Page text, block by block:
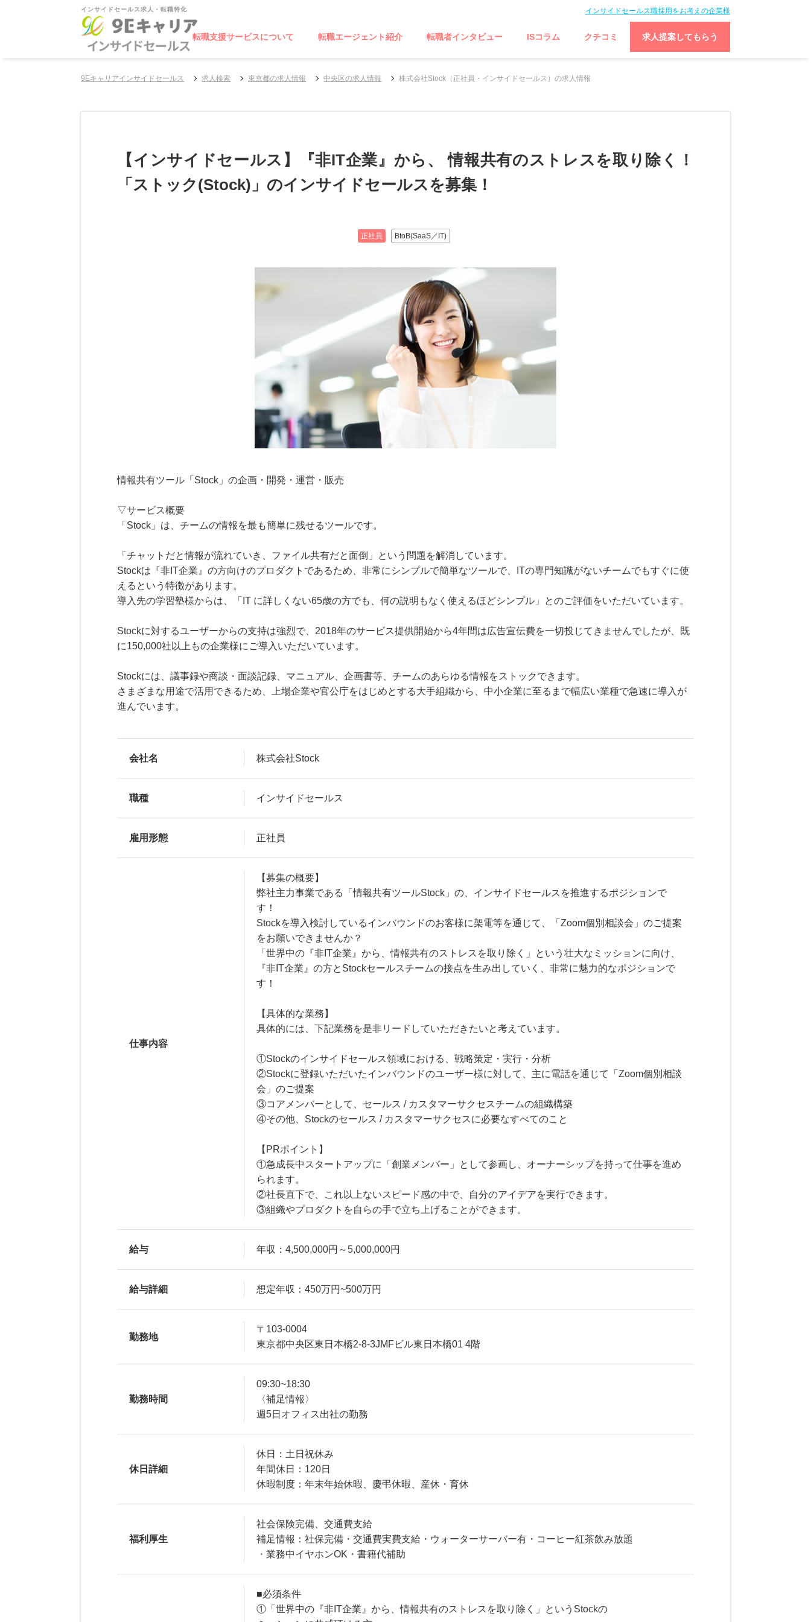
インサイドセールス職採用をお考えの企業様
インサイドセールス求人・転職特化
転職支援サービスについて 転職エージェント紹介 転職者インタビュー ISコラム クチコミ 求人提案してもらう
9Eキャリアインサイドセールス 求人検索 東京都の求人情報 中央区の求人情報 株式会社Stock（正社員・インサイドセールス）の求人情報
【インサイドセールス】『非IT企業』から、 情報共有のストレスを取り除く！
「ストック(Stock)」のインサイドセールスを募集！
正社員 BtoB(SaaS／IT)
情報共有ツール「Stock」の企画・開発・運営・販売
▽サービス概要
「Stock」は、チームの情報を最も簡単に残せるツールです。
「チャットだと情報が流れていき、ファイル共有だと面倒」という問題を解消しています。
Stockは『非IT企業』の方向けのプロダクトであるため、非常にシンプルで簡単なツールで、ITの専門知識がないチームでもすぐに使
えるという特徴があります。
導入先の学習塾様からは、「IT に詳しくない65歳の方でも、何の説明もなく使えるほどシンプル」とのご評価をいただいています。
Stockに対するユーザーからの支持は強烈で、2018年のサービス提供開始から4年間は広告宣伝費を一切投じてきませんでしたが、既
に150,000社以上もの企業様にご導入いただいています。
Stockには、議事録や商談・面談記録、マニュアル、企画書等、チームのあらゆる情報をストックできます。
さまざまな用途で活用できるため、上場企業や官公庁をはじめとする大手組織から、中小企業に至るまで幅広い業種で急速に導入が
進んでいます。
会社名 株式会社Stock
職種 インサイドセールス
雇用形態 正社員
仕事内容
【募集の概要】
弊社主力事業である「情報共有ツールStock」の、インサイドセールスを推進するポジションで
す！
Stockを導入検討しているインバウンドのお客様に架電等を通じて、「Zoom個別相談会」のご提案
をお願いできませんか？
「世界中の『非IT企業』から、情報共有のストレスを取り除く」という壮大なミッションに向け、
『非IT企業』の方とStockセールスチームの接点を生み出していく、非常に魅力的なポジションで
す！
【具体的な業務】
具体的には、下記業務を是非リードしていただきたいと考えています。
①Stockのインサイドセールス領域における、戦略策定・実行・分析
②Stockに登録いただいたインバウンドのユーザー様に対して、主に電話を通じて「Zoom個別相談
会」のご提案
③コアメンバーとして、セールス / カスタマーサクセスチームの組織構築
④その他、Stockのセールス / カスタマーサクセスに必要なすべてのこと
【PRポイント】
①急成長中スタートアップに「創業メンバー」として参画し、オーナーシップを持って仕事を進め
られます。
②社長直下で、これ以上ないスピード感の中で、自分のアイデアを実行できます。
③組織やプロダクトを自らの手で立ち上げることができます。
給与 年収：4,500,000円～5,000,000円
給与詳細 想定年収：450万円~500万円
勤務地
〒103-0004
東京都中央区東日本橋2-8-3JMFビル東日本橋01 4階
勤務時間
09:30~18:30
〈補足情報〉
週5日オフィス出社の勤務
休日詳細
休日：土日祝休み
年間休日：120日
休暇制度：年末年始休暇、慶弔休暇、産休・育休
福利厚生
社会保険完備、交通費支給
補足情報：社保完備・交通費実費支給・ウォーターサーバー有・コーヒー紅茶飲み放題
・業務中イヤホンOK・書籍代補助
■必須条件
①「世界中の『非IT企業』から、情報共有のストレスを取り除く」というStockの